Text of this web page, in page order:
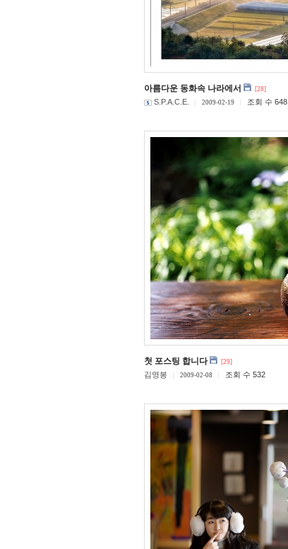
아름다운 동화속 나라에서 [28]
S.P.A.C.E. 2009-02-19 조회 수 648
첫 포스팅 합니다 [29]
김영봉 2009-02-08 조회 수 532